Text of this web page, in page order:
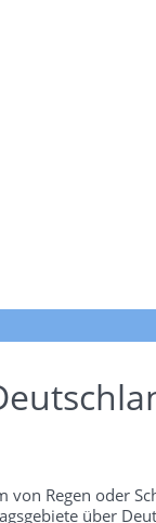
von Regen oder
über